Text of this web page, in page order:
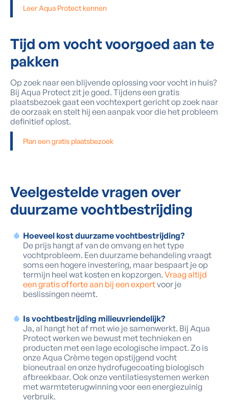
Leer Aqua Protect kennen
Tijd om vocht voorgoed aan te
pakken
Op zoek naar een blijvende oplossing voor vocht in huis?
Bij Aqua Protect zit je goed. Tijdens een gratis
plaatsbezoek gaat een vochtexpert gericht op zoek naar
de oorzaak en stelt hij een aanpak voor die het probleem
definitief oplost.
Plan een gratis plaatsbezoek
Veelgestelde vragen over
duurzame vochtbestrijding
Hoeveel kost duurzame vochtbestrijding?
De prijs hangt af van de omvang en het type
vochtprobleem. Een duurzame behandeling vraagt
soms een hogere investering, maar bespaart je op
termijn heel wat kosten en kopzorgen. Vraag altijd
een gratis offerte aan bij een expertvoor je
beslissingen neemt.
Is vochtbestrijding milieuvriendelijk?
Ja, al hangt het af met wie je samenwerkt. Bij Aqua
Protect werken we bewust met technieken en
producten met een lage ecologische impact. Zo is
onze Aqua Crème tegen opstijgend vocht
bioneutraal en onze hydrofugecoating biologisch
afbreekbaar. Ook onze ventilatiesystemen werken
met warmteterugwinning voor een energiezuinig
verbruik.